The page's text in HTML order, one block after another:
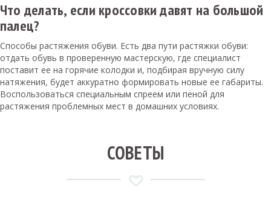
Что делать, если кроссовки давят на большой
палец?
Способы растяжения обуви. Есть два пути растяжки обуви:
отдать обувь в проверенную мастерскую, где специалист
поставит ее на горячие колодки и, подбирая вручную силу
натяжения, будет аккуратно формировать новые ее габариты.
Воспользоваться специальным спреем или пеной для
растяжения проблемных мест в домашних условиях.
СОВЕТЫ